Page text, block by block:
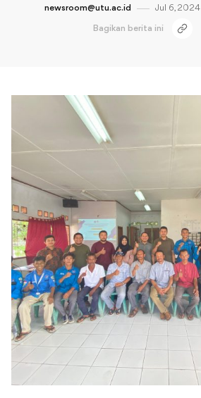
newsroom@utu.ac.id Jul 6, 2024
Bagikan berita ini